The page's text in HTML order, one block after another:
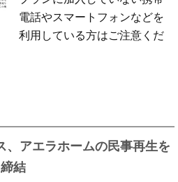
電話やスマートフォンなどを
利用している方はご注意くだ
、アエラホームの民事再生を
結